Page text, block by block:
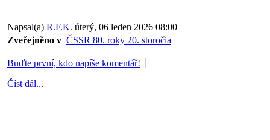
Napsal(a) R.F.K. úterý, 06 leden 2026 08:00
Zveřejněno v ČSSR 80. roky 20. storočia
Buďte první, kdo napíše komentář!
Číst dál...